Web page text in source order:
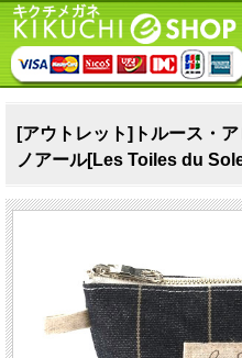
[アウトレット]トルース・
ノアール[Les Toiles du